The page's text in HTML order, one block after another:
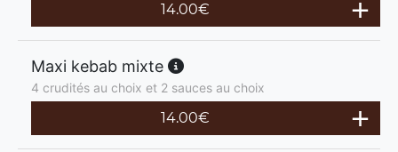
14.00€
Maxi kebab mixte
4 crudités au choix et 2 sauces au choix
14.00€